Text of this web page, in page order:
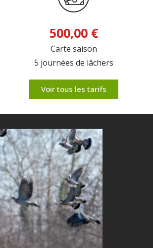
500,00 €
Carte saison
5 journées de lâchers
Voir tous les tarifs